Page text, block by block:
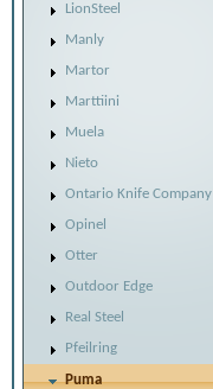
LionSteel
Manly
Martor
Marttiini
Muela
Nieto
Ontario Knife Company
Opinel
Otter
Outdoor Edge
Real Steel
Pfeilring
Puma